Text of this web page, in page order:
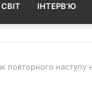
ІНТЕРВ’Ю
повторного